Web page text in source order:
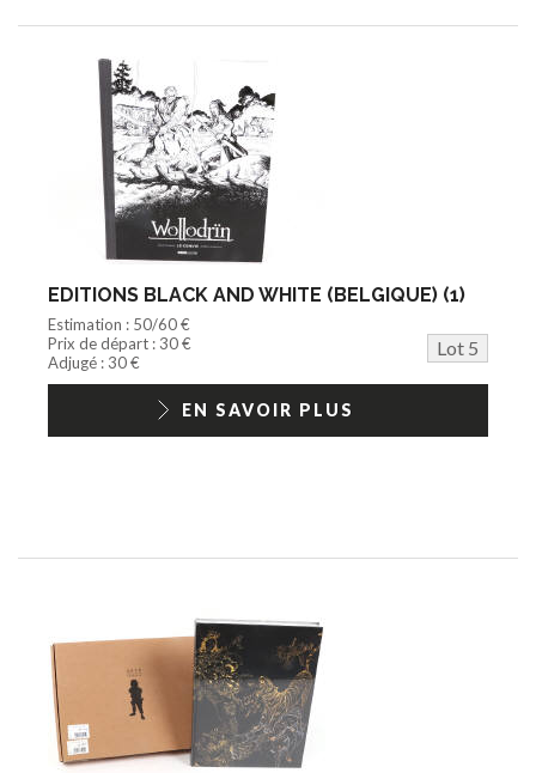
EDITIONS BLACK AND WHITE (BELGIQUE) (1)
Estimation : 50/60 €
Prix de départ : 30 €
Lot 5
Adjugé : 30 €
EN SAVOIR PLUS